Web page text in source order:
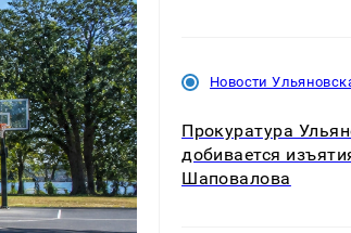
Новости
Прокуратура
добивается
Шаповалова